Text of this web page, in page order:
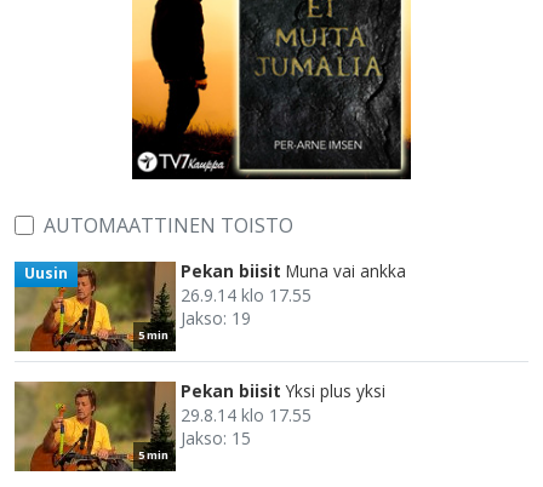
AUTOMAATTINEN TOISTO
5 min
Uusin Pekan biisit Muna vai ankka
26.9.14 klo 17.55
Jakso: 19
5 min
Pekan biisit Yksi plus yksi
29.8.14 klo 17.55
Jakso: 15